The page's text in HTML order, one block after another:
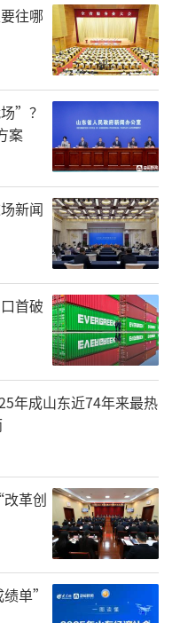
角
总编辑刘德科认
岛两个双万亿超级
里之内，这在全球
并行驱动之下，山
金刚。在新旧动能
贸易试验区、黄河
三大国家战略交会
展提供了巨大的空
间站、全球会展
色小镇等，“绿
嵌入到山东的现
，为奇迹的发生创
往哪
”？
案
新闻
首破
年成山东近74年来最热
革创
单”